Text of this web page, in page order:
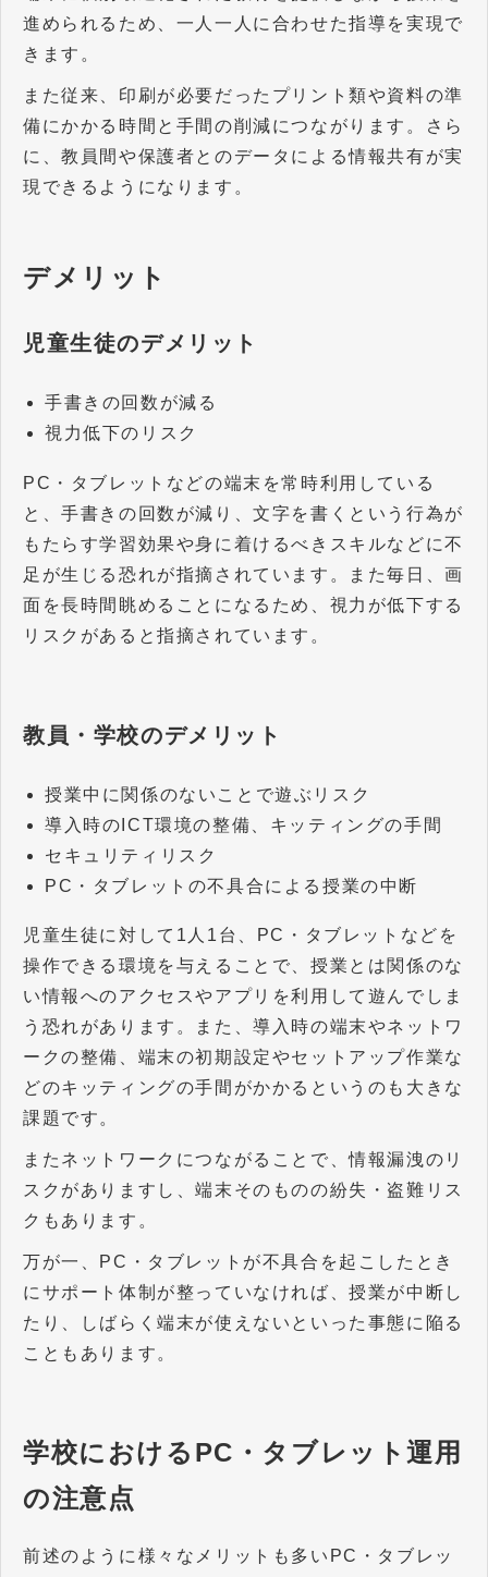
進められるため、一人一人に合わせた指導を実現で
きます。
また従来、印刷が必要だったプリント類や資料の準
備にかかる時間と手間の削減につながります。さら
に、教員間や保護者とのデータによる情報共有が実
現できるようになります。
デメリット
児童生徒のデメリット
手書きの回数が減る
視力低下のリスク
PC・タブレットなどの端末を常時利用している
と、手書きの回数が減り、文字を書くという行為が
もたらす学習効果や身に着けるべきスキルなどに不
足が生じる恐れが指摘されています。また毎日、画
面を長時間眺めることになるため、視力が低下する
リスクがあると指摘されています。
教員・学校のデメリット
授業中に関係のないことで遊ぶリスク
導入時のICT環境の整備、キッティングの手間
セキュリティリスク
PC・タブレットの不具合による授業の中断
児童生徒に対して1人1台、PC・タブレットなどを
操作できる環境を与えることで、授業とは関係のな
い情報へのアクセスやアプリを利用して遊んでしま
う恐れがあります。また、導入時の端末やネットワ
ークの整備、端末の初期設定やセットアップ作業な
どのキッティングの手間がかかるというのも大きな
課題です。
またネットワークにつながることで、情報漏洩のリ
スクがありますし、端末そのものの紛失・盗難リス
クもあります。
万が一、PC・タブレットが不具合を起こしたとき
にサポート体制が整っていなければ、授業が中断し
たり、しばらく端末が使えないといった事態に陥る
こともあります。
学校におけるPC・タブレット運用
の注意点
前述のように様々なメリットも多いPC・タブレッ